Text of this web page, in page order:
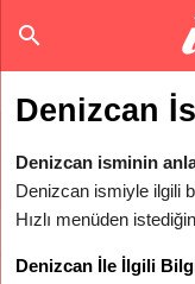
Denizcan
Denizcan isminin
Denizcan ismiyle ilgili
Hızlı menüden
Denizcan İle İlgili